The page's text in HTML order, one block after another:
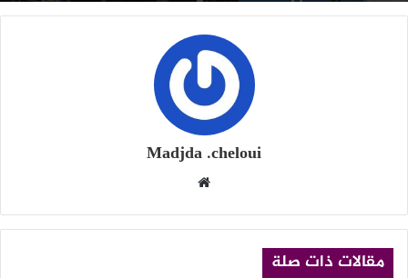
Madjda .cheloui
مقالات ذات صلة